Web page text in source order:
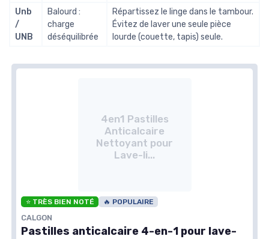
Unb
/
UNB
Balourd :
charge
déséquilibrée
Répartissez le linge dans le tambour.
Évitez de laver une seule pièce
lourde (couette, tapis) seule.
4en1 Pastilles
Anticalcaire
Nettoyant pour
Lave-li...
⭐ TRÈS BIEN NOTÉ 🔥 POPULAIRE
CALGON
Pastilles anticalcaire 4-en-1 pour lave-